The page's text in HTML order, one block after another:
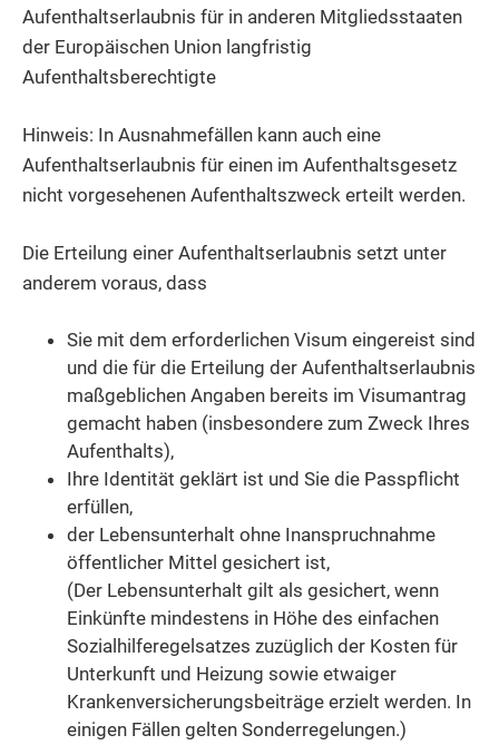
Aufenthaltserlaubnis für in anderen Mitgliedsstaaten
der Europäischen Union langfristig
Aufenthaltsberechtigte
Hinweis: In Ausnahmefällen kann auch eine
Aufenthaltserlaubnis für einen im Aufenthaltsgesetz
nicht vorgesehenen Aufenthaltszweck erteilt werden.
Die Erteilung einer Aufenthaltserlaubnis setzt unter
anderem voraus, dass
Sie mit dem erforderlichen Visum eingereist sind
und die für die Erteilung der Aufenthaltserlaubnis
maßgeblichen Angaben bereits im Visumantrag
gemacht haben (insbesondere zum Zweck Ihres
Aufenthalts),
Ihre Identität geklärt ist und Sie die Passpflicht
erfüllen,
der Lebensunterhalt ohne Inanspruchnahme
öffentlicher Mittel gesichert ist,
(Der Lebensunterhalt gilt als gesichert, wenn
Einkünfte mindestens in Höhe des einfachen
Sozialhilferegelsatzes zuzüglich der Kosten für
Unterkunft und Heizung sowie etwaiger
Krankenversicherungsbeiträge erzielt werden. In
einigen Fällen gelten Sonderregelungen.)